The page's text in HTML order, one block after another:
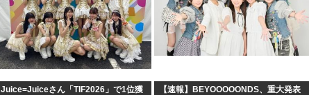
Juice=Juiceさん「TIF2026」で1位獲
【速報】BEYOOOOONDS、重大発表